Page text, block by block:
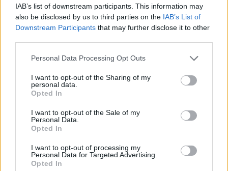
IAB’s list of downstream participants. This information may
also be disclosed by us to third parties on the IAB’s List of
Downstream Participants that may further disclose it to other
Please note that this website/app uses one or more Google
not limited to your visit or usage behaviour. You may click to
grant or deny consent to Google and its third-party tags to
use your data for below specified purposes in below Google
consent section.
Personal Data Processing Opt Outs
I want to opt-out of the Sharing of my
personal data.
Opted In
I want to opt-out of the Sale of my
Personal Data.
Opted In
I want to opt-out of processing my
Personal Data for Targeted Advertising.
Opted In
Kövess minket, és értesülj a friss hírekről a
Facebookon is!